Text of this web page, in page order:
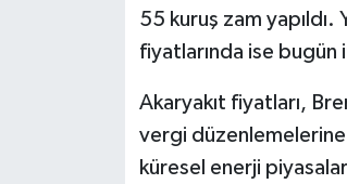
55 kuruş zam yapıldı.
fiyatlarında ise bugün
Akaryakıt fiyatları,
vergi
küresel enerji